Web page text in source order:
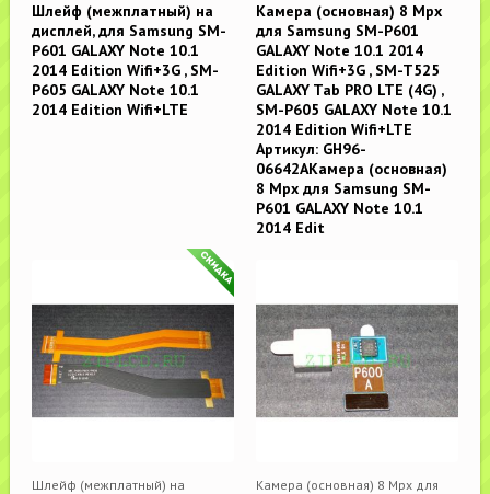
Шлейф (межплатный) на
дисплей, для Samsung SM-
P601 GALAXY Note 10.1
2014 Edition Wifi+3G , SM-
P605 GALAXY Note 10.1
2014 Edition Wifi+LTE
Шлейф (межплатный) на
Камера (основная) 8 Mpx
для Samsung SM-P601
GALAXY Note 10.1 2014
Edition Wifi+3G , SM-T525
GALAXY Tab PRO LTE (4G) ,
SM-P605 GALAXY Note 10.1
2014 Edition Wifi+LTE
Артикул: GH96-
06642AКамера (основная)
8 Mpx для Samsung SM-
P601 GALAXY Note 10.1
2014 Edit
Камера (основная) 8 Mpx для